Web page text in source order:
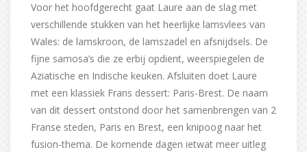
Voor het hoofdgerecht gaat Laure aan de slag met
verschillende stukken van het heerlijke lamsvlees van
Wales: de lamskroon, de lamszadel en afsnijdsels. De
fijne samosa’s die ze erbij opdient, weerspiegelen de
Aziatische en Indische keuken. Afsluiten doet Laure
met een klassiek Frans dessert: Paris-Brest. De naam
van dit dessert ontstond door het samenbrengen van 2
Franse steden, Paris en Brest, een knipoog naar het
fusion-thema. De komende dagen ietwat meer uitleg